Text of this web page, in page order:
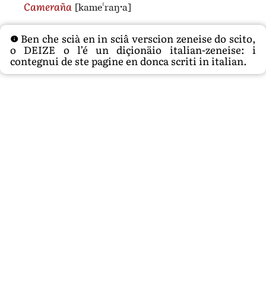
Cameraña [kameˈraŋˑa]
Ben che scià en in sciâ verscion zeneise do scito,
o DEIZE o l’é un diçionäio italian-zeneise: i
contegnui de ste pagine en donca scriti in italian.